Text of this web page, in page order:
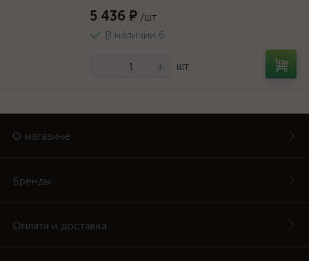
5 436 ₽ /шт
В наличии 6
+ шт
О магазине
Бренды
Оплата и доставка